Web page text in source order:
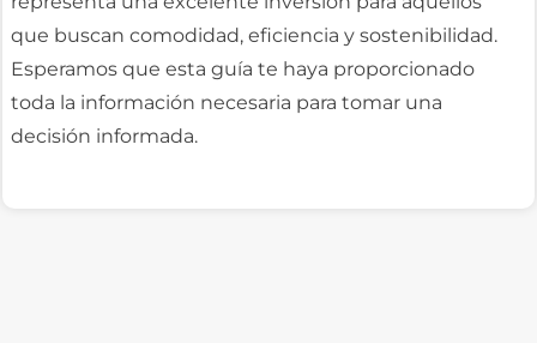
que buscan comodidad, eficiencia y sostenibilidad.
Esperamos que esta guía te haya proporcionado
toda la información necesaria para tomar una
decisión informada.